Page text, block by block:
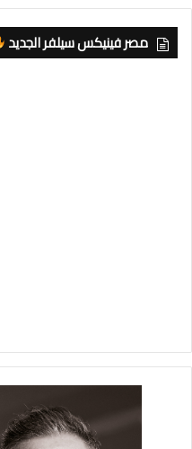
مصر فينيكس سيلفر الجديد